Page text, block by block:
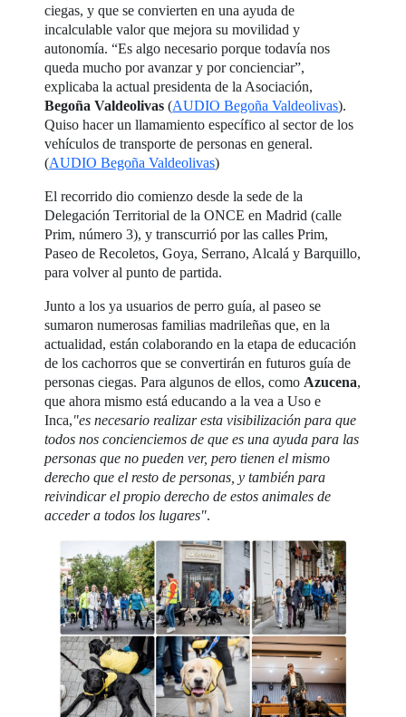
ciegas, y que se convierten en una ayuda de
incalculable valor que mejora su movilidad y
autonomía. “Es algo necesario porque todavía nos
queda mucho por avanzar y por concienciar”,
explicaba la actual presidenta de la Asociación,
Begoña Valdeolivas (AUDIO Begoña Valdeolivas).
Quiso hacer un llamamiento específico al sector de los
vehículos de transporte de personas en general.
(AUDIO Begoña Valdeolivas)
El recorrido dio comienzo desde la sede de la
Delegación Territorial de la ONCE en Madrid (calle
Prim, número 3), y transcurrió por las calles Prim,
Paseo de Recoletos, Goya, Serrano, Alcalá y Barquillo,
para volver al punto de partida.
Junto a los ya usuarios de perro guía, al paseo se
sumaron numerosas familias madrileñas que, en la
actualidad, están colaborando en la etapa de educación
de los cachorros que se convertirán en futuros guía de
personas ciegas. Para algunos de ellos, como Azucena,
que ahora mismo está educando a la vea a Uso e
Inca,"es necesario realizar esta visibilización para que
todos nos concienciemos de que es una ayuda para las
personas que no pueden ver, pero tienen el mismo
derecho que el resto de personas, y también para
reivindicar el propio derecho de estos animales de
acceder a todos los lugares".